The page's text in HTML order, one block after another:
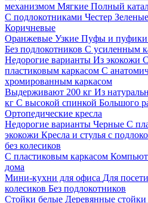
механизмом Мягкие Полный
С подлокотниками Честер Зеленые
Коричневые
Оранжевые Узкие Пуфы и пуфики
Без подлокотников С усиленным
Недорогие варианты Из экокожи
пластиковым каркасом С
хромированным каркасом
Выдерживают 200 кг Из
кг С высокой спинкой Большого
Ортопедические кресла
Недорогие варианты Черные С
экокожи Кресла и стулья с
без колесиков
С пластиковым каркасом
дома
Мини-кухни для офиса Для
колесиков Без подлокотников
Стойки белые Деревянные стойки